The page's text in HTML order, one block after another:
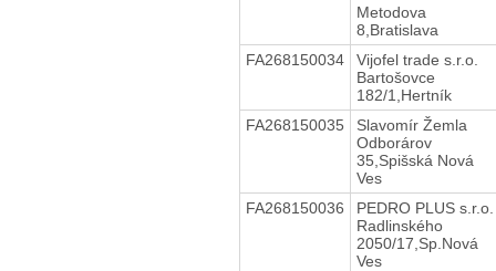
Metodova
8,Bratislava
FA268150034
Vijofel trade s.r.o.
Bartošovce
182/1,Hertník
FA268150035
Slavomír Žemla
Odborárov
35,Spišská Nová
Ves
FA268150036
PEDRO PLUS s.r.o.
Radlinského
2050/17,Sp.Nová
Ves